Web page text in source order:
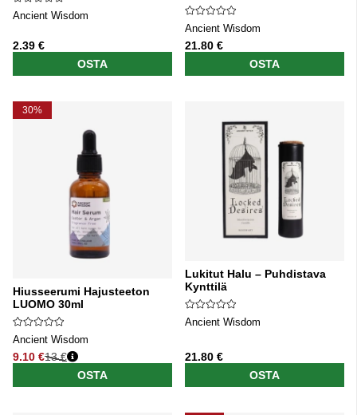
Ancient Wisdom
2.39 €
OSTA
Ancient Wisdom
21.80 €
OSTA
30%
Hiusseerumi Hajusteeton
LUOMO 30ml
Ancient Wisdom
9.10 €
Normaali hinta
13 €
OSTA
Lukitut Halu – Puhdistava
Kynttilä
Ancient Wisdom
21.80 €
OSTA